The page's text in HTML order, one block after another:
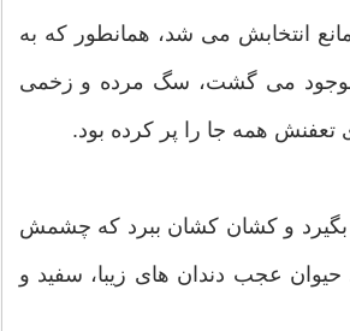
انتخابش می شد، همانطور که به
می گشت، سگ مرده و زخمی
تعفنش همه جا را پر کرده بود.
و کشان کشان ببرد که چشمش
حیوان عجب دندان های زیبا، سفید و